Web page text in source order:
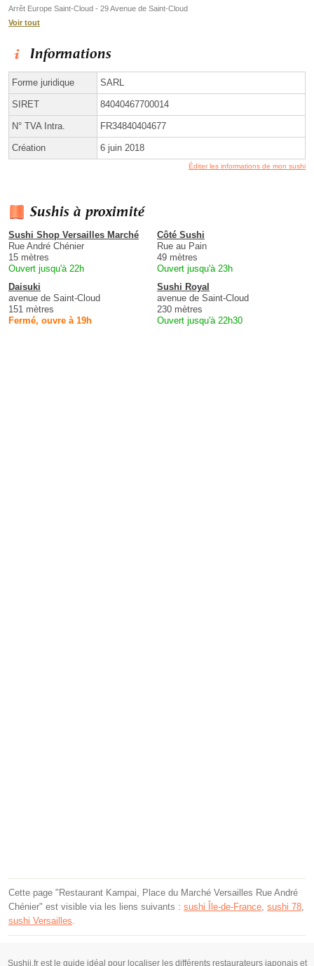
Arrêt Europe Saint-Cloud - 29 Avenue de Saint-Cloud
Voir tout
Informations
Forme juridique SARL
SIRET 84040467700014
N° TVA Intra. FR34840404677
Création 6 juin 2018
Éditer les informations de mon sushi
Sushis à proximité
Sushi Shop Versailles Marché
Rue André Chénier
15 mètres
Ouvert jusqu'à 22h
Côté Sushi
Rue au Pain
49 mètres
Ouvert jusqu'à 23h
Daisuki
avenue de Saint-Cloud
151 mètres
Fermé, ouvre à 19h
Sushi Royal
avenue de Saint-Cloud
230 mètres
Ouvert jusqu'à 22h30
Cette page "Restaurant Kampai, Place du Marché Versailles Rue André
Chénier" est visible via les liens suivants : sushi Île-de-France, sushi 78,
sushi Versailles.
Sushii.fr est le guide idéal pour localiser les différents restaurateurs japonais et